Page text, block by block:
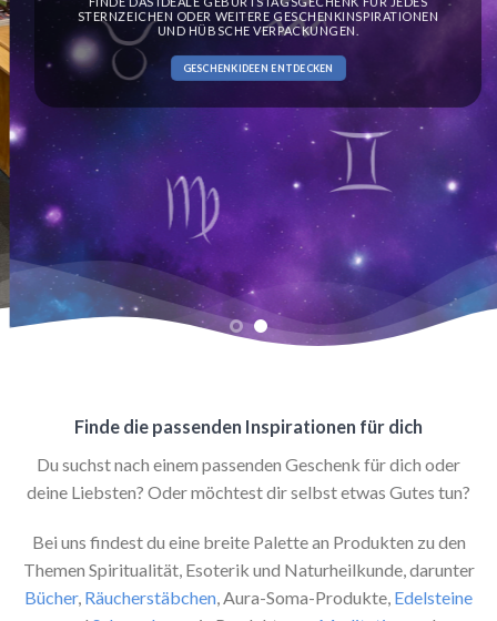
STERNZEICHEN ODER WEITERE GESCHENKINSPIRATIONEN
UND HÜBSCHE VERPACKUNGEN.
GESCHENKIDEEN ENTDECKEN
Finde die passenden Inspirationen für dich
Du suchst nach einem passenden Geschenk für dich oder
deine Liebsten? Oder möchtest dir selbst etwas Gutes tun?
Bei uns findest du eine breite Palette an Produkten zu den
Themen Spiritualität, Esoterik und Naturheilkunde, darunter
Bücher, Räucherstäbchen, Aura-Soma-Produkte, Edelsteine